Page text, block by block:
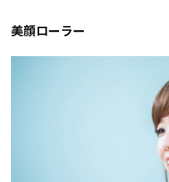
美顔ローラー